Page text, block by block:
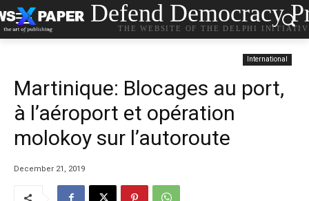
Defend Democracy
THE WEBSITE OF THE DELPHI
International
Martinique: Blocages au port,
à l’aéroport et opération
molokoy sur l’autoroute
December 21, 2019